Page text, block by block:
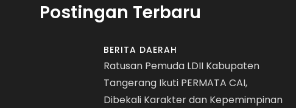
Postingan Terbaru
BERITA DAERAH
Ratusan Pemuda LDII Kabupaten
Tangerang Ikuti PERMATA CAI,
Dibekali Karakter dan Kepemimpinan